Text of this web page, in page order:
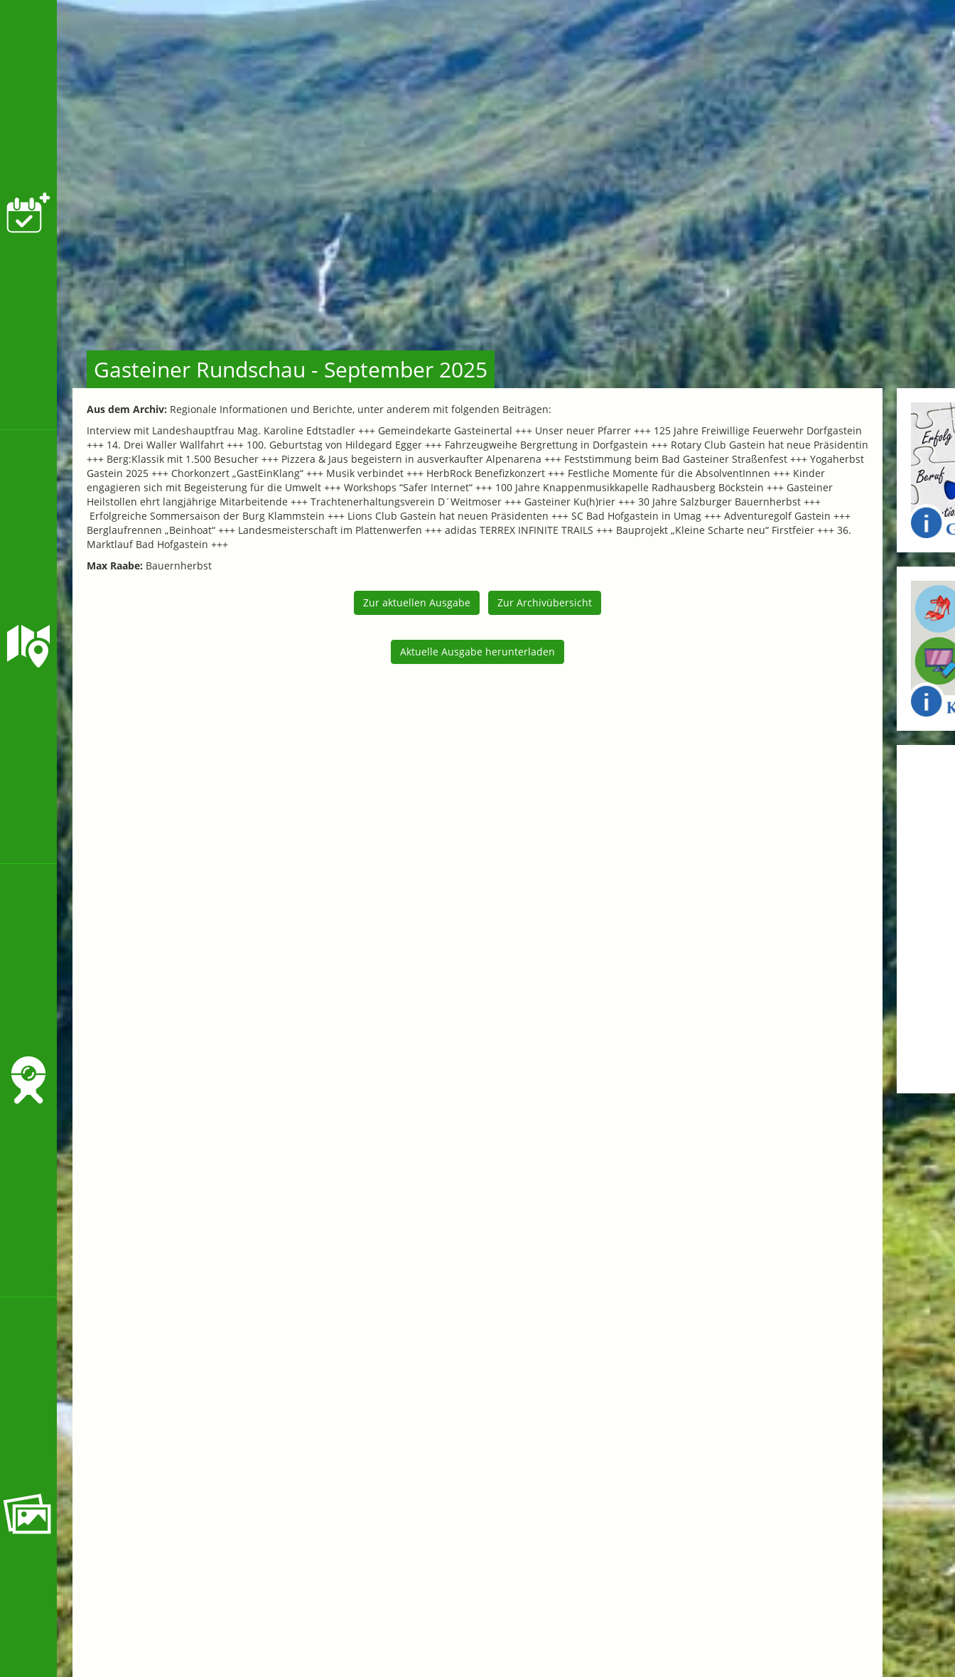
Gasteiner Rundschau - September 2025
Aus dem Archiv: Regionale Informationen und Berichte, unter anderem mit folgenden Beiträgen:
Interview mit Landeshauptfrau Mag. Karoline Edtstadler +++ Gemeindekarte Gasteinertal +++ Unser neuer Pfarrer +++ 125 Jahre Freiwillige Feuerwehr Dorfgastein
+++ 14. Drei Waller Wallfahrt +++ 100. Geburtstag von Hildegard Egger +++ Fahrzeugweihe Bergrettung in Dorfgastein +++ Rotary Club Gastein hat neue Präsidentin
+++ Berg:Klassik mit 1.500 Besucher +++ Pizzera & Jaus begeistern in ausverkaufter Alpenarena +++ Feststimmung beim Bad Gasteiner Straßenfest +++ Yogaherbst
Gastein 2025 +++ Chorkonzert „GastEinKlang“ +++ Musik verbindet +++ HerbRock Benefizkonzert +++ Festliche Momente für die AbsolventInnen +++ Kinder
engagieren sich mit Begeisterung für die Umwelt +++ Workshops “Safer Internet“ +++ 100 Jahre Knappenmusikkapelle Radhausberg Böckstein +++ Gasteiner
Heilstollen ehrt langjährige Mitarbeitende +++ Trachtenerhaltungsverein D´Weitmoser +++ Gasteiner Ku(h)rier +++ 30 Jahre Salzburger Bauernherbst +++
Erfolgreiche Sommersaison der Burg Klammstein +++ Lions Club Gastein hat neuen Präsidenten +++ SC Bad Hofgastein in Umag +++ Adventuregolf Gastein +++
Berglaufrennen „Beinhoat“ +++ Landesmeisterschaft im Plattenwerfen +++ adidas TERREX INFINITE TRAILS +++ Bauprojekt „Kleine Scharte neu“ Firstfeier +++ 36.
Marktlauf Bad Hofgastein +++
Max Raabe: Bauernherbst
Zur aktuellen Ausgabe Zur Archivübersicht
Aktuelle Ausgabe herunterladen